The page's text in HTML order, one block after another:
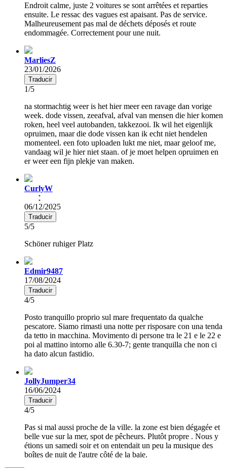
Endroit calme, juste 2 voitures se sont arrêtées et reparties
ensuite. Le ressac des vagues est apaisant. Pas de service.
Malheureusement pas mal de déchets déposés et route
endommagée. Correctement pour une nuit.
MarliesZ
23/01/2026
Traducir
1/5
na stormachtig weer is het hier meer een ravage dan vorige
week. dode vissen, zeeafval, afval van mensen die hier komen
roken, heel veel autobanden, takkezooi. Ik wil het eigenlijk
opruimen, maar die dode vissen kan ik echt niet hendelen
momenteel. een foto uploaden lukt me niet, maar geloof me,
vandaag wil je hier niet staan. of je moet helpen opruimen en
er weer een fijn plekje van maken.
CurlyW
06/12/2025
Traducir
5/5
Schöner ruhiger Platz
Edmir9487
17/08/2024
Traducir
4/5
Posto tranquillo proprio sul mare frequentato da qualche
pescatore. Siamo rimasti una notte per risposare con una tenda
da tetto in macchina. Movimento di persone tra le 21 e le 22 e
poi al mattino intorno alle 6.30-7; gente tranquilla che non ci
ha dato alcun fastidio.
JollyJumper34
16/06/2024
Traducir
4/5
Pas si mal aussi proche de la ville. la zone est bien dégagée et
belle vue sur la mer, spot de pêcheurs. Plutôt propre . Nous y
étions un samedi soir et on entendait un peu la musique des
boîtes de nuit de l'autre côté de la baie.